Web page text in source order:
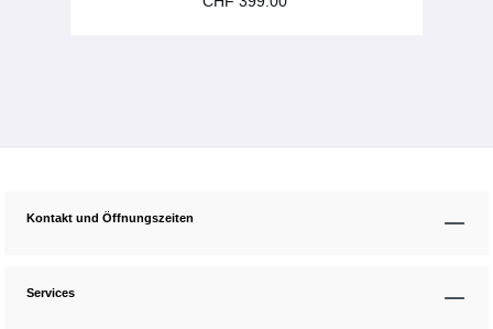
Kontakt und Öffnungszeiten
Services